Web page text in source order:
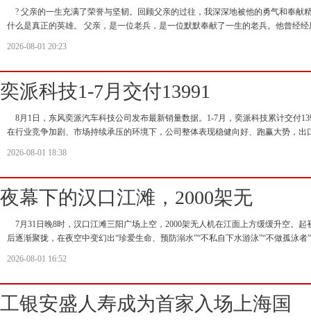
? 父亲的一生充满了荣誉与坚韧。回顾父亲的过往，我深深地被他的勇气和奉献
什么是真正的英雄。 父亲，是一位老兵，是一位默默奉献了一生的老兵。他曾经
2026-08-01 20:23
奕派科技1-7月交付13991
8月1日，东风奕派汽车科技公司发布最新销量数据。1-7月，奕派科技累计交付
在行业竞争加剧、市场持续承压的环境下，公司整体表现稳健向好、跑赢大势，出
2026-08-01 18:38
夜幕下的汉口江滩，2000架无
7月31日晚8时，汉口江滩三阳广场上空，2000架无人机在江面上方缓缓升空。
后逐渐聚拢，在夜空中变幻出“珍爱生命、预防溺水”“不私自下水游泳”“不做孤泳者
2026-08-01 16:52
工银安盛人寿成为首家入场上海国